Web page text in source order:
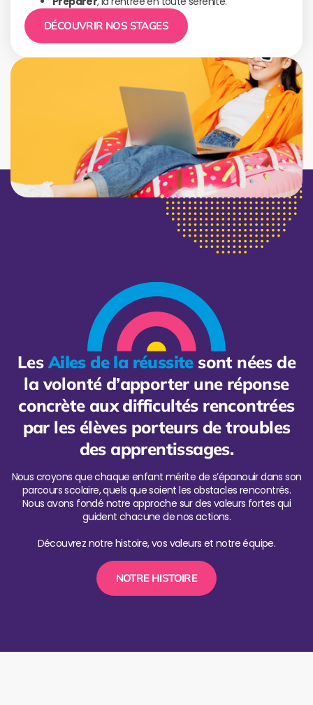
DÉCOUVRIR NOS STAGES
LesAiles de la réussitesont nées de
la volonté d’apporter une réponse
concrète aux difficultés rencontrées
par les élèves porteurs de troubles
des apprentissages.
Nous croyons que chaque enfant mérite de s’épanouir dans son
parcours scolaire, quels que soient les obstacles rencontrés.
Nous avons fondé notre approche sur des valeurs fortes qui
guident chacune de nos actions.
Découvrez notre histoire, vos valeurs et notre équipe.
NOTRE HISTOIRE